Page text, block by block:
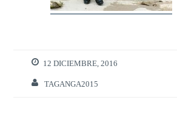
12 DICIEMBRE, 2016
TAGANGA2015